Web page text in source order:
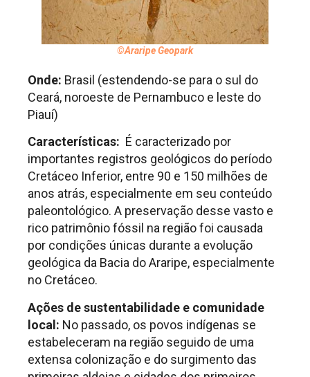
©Araripe Geopark
Onde: Brasil (estendendo-se para o sul do
Ceará, noroeste de Pernambuco e leste do
Piauí)
Características: É caracterizado por
importantes registros geológicos do período
Cretáceo Inferior, entre 90 e 150 milhões de
anos atrás, especialmente em seu conteúdo
paleontológico. A preservação desse vasto e
rico patrimônio fóssil na região foi causada
por condições únicas durante a evolução
geológica da Bacia do Araripe, especialmente
no Cretáceo.
Ações de sustentabilidade e comunidade
local: No passado, os povos indígenas se
estabeleceram na região seguido de uma
extensa colonização e do surgimento das